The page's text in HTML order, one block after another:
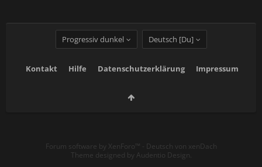
Progressiv dunkel Deutsch [Du]
Kontakt Hilfe Datenschutzerklärung Impressum
Forum software by XenForo™ - Deutsch von xenDach
Theme designed by Audentio Design.